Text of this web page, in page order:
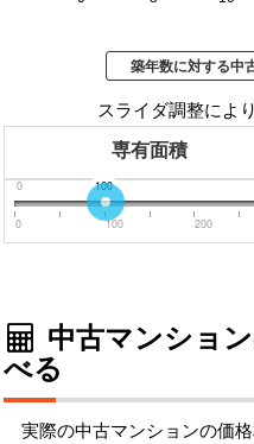
築年数に対する中
スライダ調整によ
専有面積
0 100
0 100 200
中古マンショ
べる
実際の中古マンションの価